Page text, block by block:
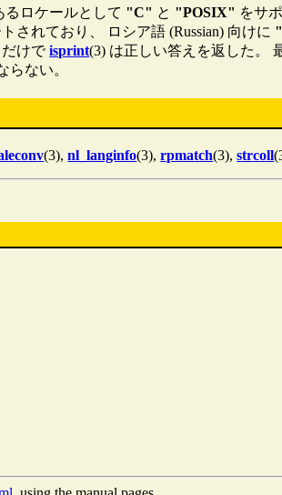
るロケールとして "C" と "POSIX" をサ
されており、 ロシア語 (Russian) 向けに
だけでisprint(3) は正しい答えを返した。
らない。
(3),nl_langinfo(3),rpmatch(3),strcoll